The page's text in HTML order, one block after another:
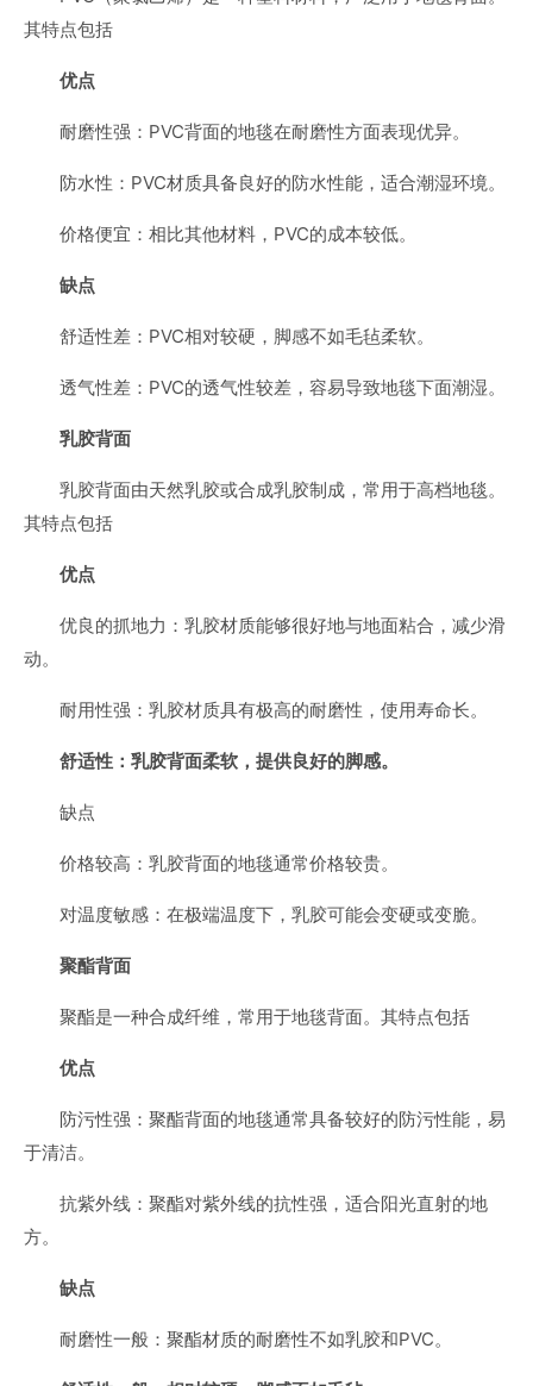
其特点包括
优点
耐磨性强：PVC背面的地毯在耐磨性方面表现优异。
防水性：PVC材质具备良好的防水性能，适合潮湿环境。
价格便宜：相比其他材料，PVC的成本较低。
缺点
舒适性差：PVC相对较硬，脚感不如毛毡柔软。
透气性差：PVC的透气性较差，容易导致地毯下面潮湿。
乳胶背面
乳胶背面由天然乳胶或合成乳胶制成，常用于高档地毯。
其特点包括
优点
优良的抓地力：乳胶材质能够很好地与地面粘合，减少滑
动。
耐用性强：乳胶材质具有极高的耐磨性，使用寿命长。
舒适性：乳胶背面柔软，提供良好的脚感。
缺点
价格较高：乳胶背面的地毯通常价格较贵。
对温度敏感：在极端温度下，乳胶可能会变硬或变脆。
聚酯背面
聚酯是一种合成纤维，常用于地毯背面。其特点包括
优点
防污性强：聚酯背面的地毯通常具备较好的防污性能，易
于清洁。
抗紫外线：聚酯对紫外线的抗性强，适合阳光直射的地
方。
缺点
耐磨性一般：聚酯材质的耐磨性不如乳胶和PVC。